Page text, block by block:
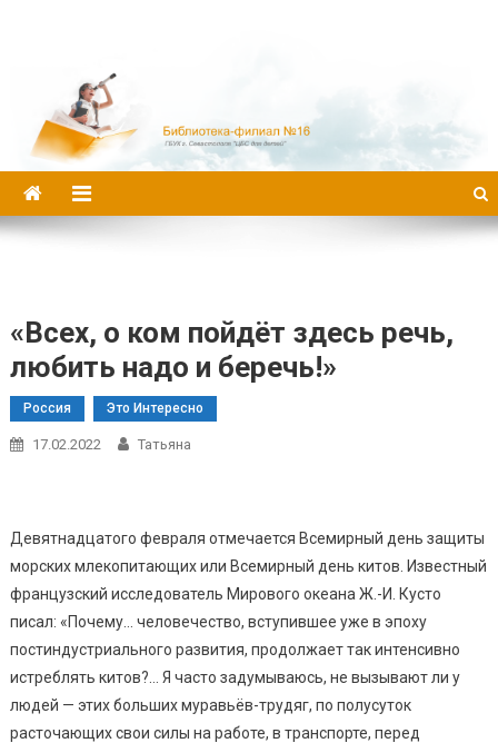
«Всех, о ком пойдёт здесь речь,
любить надо и беречь!»
Россия Это Интересно
17.02.2022 Татьяна
Девятнадцатого февраля отмечается Всемирный день защиты
морских млекопитающих или Всемирный день китов. Известный
французский исследователь Мирового океана Ж.-И. Кусто
писал: «Почему… человечество, вступившее уже в эпоху
постиндустриального развития, продолжает так интенсивно
истреблять китов?… Я часто задумываюсь, не вызывают ли у
людей — этих больших муравьёв-трудяг, по полусуток
расточающих свои силы на работе, в транспорте, перед